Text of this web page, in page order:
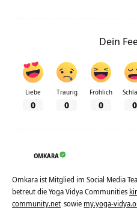
Dein
Liebe
0
Traurig
0
Fröhlich
0 0
OMKARA
Omkara ist Mitglied im Social Media
betreut die Yoga Vidya Communities
community.net sowie my.yoga-